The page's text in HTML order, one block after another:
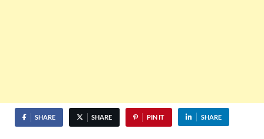
SHARE SHARE PIN IT SHARE